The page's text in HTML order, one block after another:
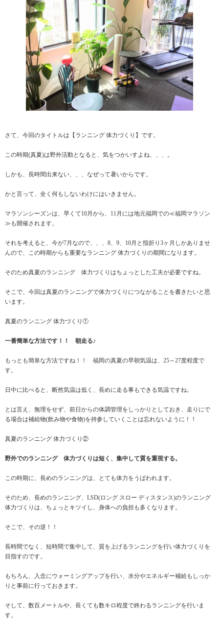
さて、今回のタイトルは【ランニング 体力づくり】です。
この時期(真夏)は野外活動となると、気をつかいすよね、、、。
しかも、長時間出来ない、、、なぜって暑いからです。
かと言って、全く何もしないわけにはいきません。
マラソンシーズンは、早くて10月から、11月には地元福岡での≪福岡マラソン
≫も開催されます。
それを考えると、今が7月なので、、、8、9、10月と指折り3ヶ月しかありませ
んので、この時期からも重要なランニング 体力づくりの期間になります。
そのため真夏のランニング 体力づくりはちょっとした工夫が必要ですね。
そこで、今回は真夏のランニングで体力づくりにつながることを書きたいと思
います。
真夏のランニング 体力づくり①
一番簡単な方法です！！ 朝走る♪
もっとも簡単な方法ですね！！ 福岡の真夏の早朝気温は、25～27度程度で
す。
日中に比べると、断然気温は低く、長めに走る事もできる気温ですね。
とは言え、無理をせず、前日からの体調管理をしっかりとしておき、走りにで
る場合は補給物(飲み物や食物)を持参していくことは忘れないように！！
真夏のランニング 体力づくり②
野外でのランニング 体力づくりは短く、集中して質を重視する。
この時期に、長めのランニングは、とても体力をうばわれます。
そのため、長めのランニング、LSD(ロング スロー ディスタンス)のランニング
体力づくりは、ちょっとキツイし、身体への負担も多くなります。
そこで、その逆！！
長時間でなく、短時間で集中して、質を上げるランニングを行い体力づくりを
目指すのです。
もちろん、入念にウォーミングアップを行い、水分やエネルギー補給もしっか
りと事前に行っておきます。
そして、数百メートルや、長くても数キロ程度で終わるランニングを行いま
す。